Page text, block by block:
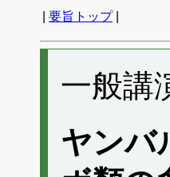
要旨トップ|
一般講
ヤンバ